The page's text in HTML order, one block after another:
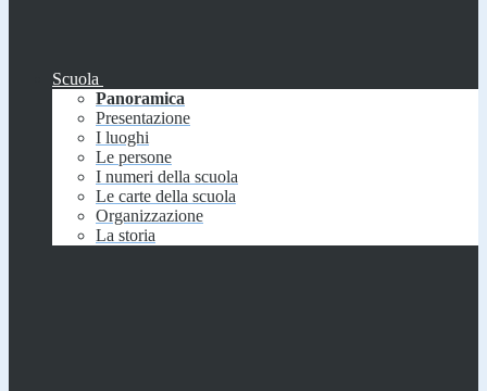
Scuola
Panoramica
Presentazione
I luoghi
Le persone
I numeri della scuola
Le carte della scuola
Organizzazione
La storia